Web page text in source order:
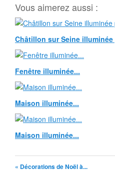
Vous aimerez aussi :
Châtillon sur Seine
Fenêtre illuminée...
Maison illuminée...
Maison illuminée...
« Décorations de Noël à...